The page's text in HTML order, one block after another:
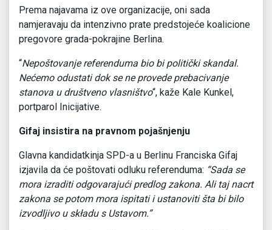
Prema najavama iz ove organizacije, oni sada
namjeravaju da intenzivno prate predstojeće koalicione
pregovore grada-pokrajine Berlina.
“Nepoštovanje referenduma bio bi politički skandal.
Nećemo odustati dok se ne provede prebacivanje
stanova u društveno vlasništvo“, kaže Kale Kunkel,
portparol Inicijative.
Gifaj insistira na pravnom pojašnjenju
Glavna kandidatkinja SPD-a u Berlinu Franciska Gifaj
izjavila da će poštovati odluku referenduma: “Sada se
mora izraditi odgovarajući predlog zakona. Ali taj nacrt
zakona se potom mora ispitati i ustanoviti šta bi bilo
izvodljivo u składu s Ustavom.”